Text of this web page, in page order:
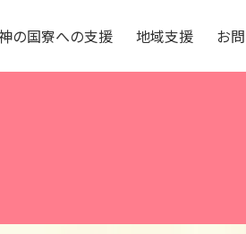
の国寮への支援 地域支援 お問